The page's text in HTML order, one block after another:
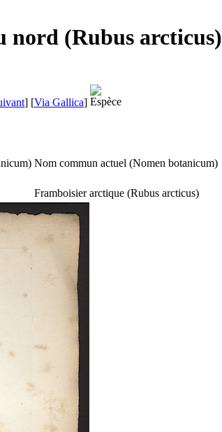
nord (Rubus arcticus)
] [Via Gallica]
) Nom commun actuel (Nomen botanicum)
Framboisier arctique (Rubus arcticus)